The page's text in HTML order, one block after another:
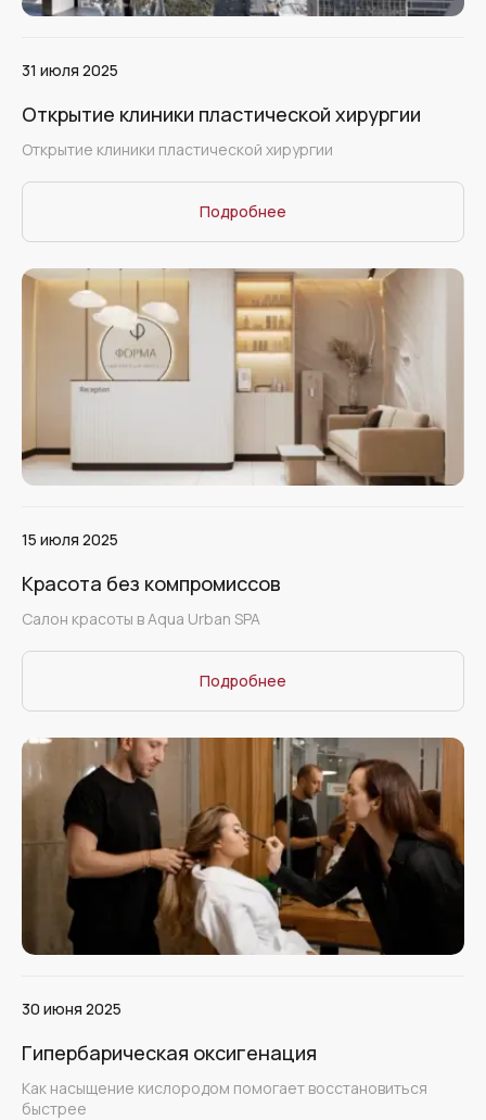
31 июля 2025
Открытие клиники пластической хирургии
Открытие клиники пластической хирургии
Подробнее
15 июля 2025
Красота без компромиссов
Салон красоты в Aqua Urban SPA
Подробнее
30 июня 2025
Гипербарическая оксигенация
Как насыщение кислородом помогает восстановиться
быстрее